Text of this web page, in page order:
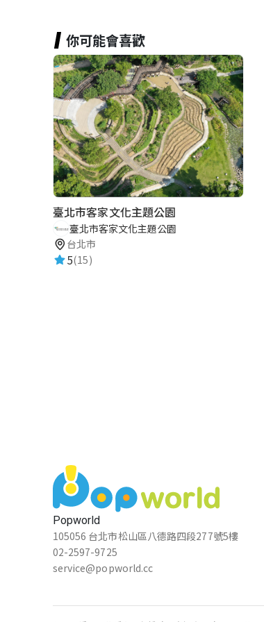
你可能會喜歡
臺北市客家文化主題公園
臺北市客家文化主題公園
台北市
5(15)
Popworld
105056 台北市松山區八德路四段277號5樓
02-2597-9725
service@popworld.cc